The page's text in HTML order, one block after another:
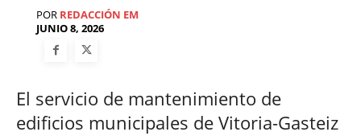
POR REDACCIÓN EM
JUNIO 8, 2026
El servicio de mantenimiento de
edificios municipales de Vitoria-Gasteiz